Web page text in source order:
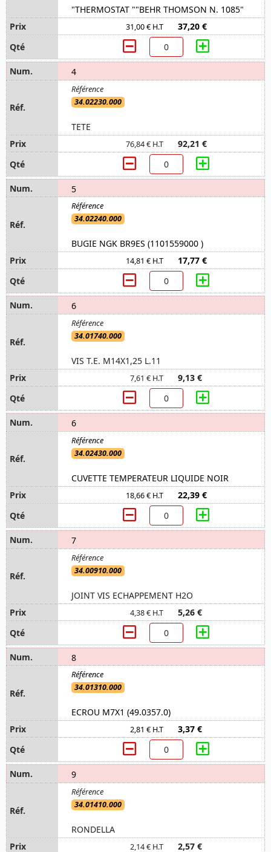
"THERMOSTAT ""BEHR THOMSON N. 1085"
31,00 € H.T 37,20 €
4
34.02230.000
TETE
76,84 € H.T 92,21 €
5
34.02240.000
BUGIE NGK BR9ES (1101559000 )
14,81 € H.T 17,77 €
6
34.01740.000
VIS T.E. M14X1,25 L.11
7,61 € H.T 9,13 €
6
34.02430.000
CUVETTE TEMPERATEUR LIQUIDE NOIR
18,66 € H.T 22,39 €
7
34.00910.000
JOINT VIS ECHAPPEMENT H2O
4,38 € H.T 5,26 €
8
34.01310.000
ECROU M7X1 (49.0357.0)
2,81 € H.T 3,37 €
9
34.01410.000
RONDELLA
2,14 € H.T 2,57 €